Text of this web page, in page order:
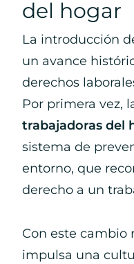
del hogar
La introducción
un avance
derechos
Por primera vez,
trabajadoras del
sistema de
entorno, que
derecho a un
Con este cambio
impulsa una